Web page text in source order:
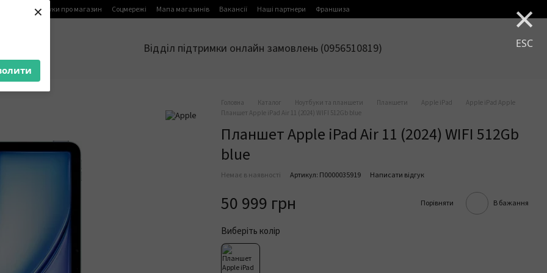
× ×
ESC
Відгуки про магазин Соцмережі Мапа магазинів Вакансії Наші партнери Франшиза
Відділ підтримки онлайн замовлень (0956510819)
Головна Каталог Ноутбуки та планшети Планшети Apple iPad
Apple iPad Apple
Планшет Apple iPad Air 11 (2024) WIFI 512Gb blue
Планшет Apple iPad Air 11 (2024) WIFI 512Gb
blue
Немає в наявності Артикул: П0000035919 Написати відгук
50 999 грн Порівняти В бажання
Виберіть колір